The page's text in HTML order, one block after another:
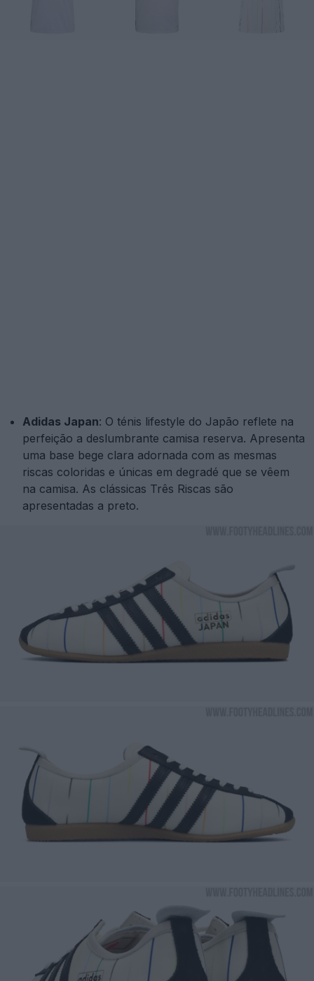
Adidas Japan: O ténis lifestyle do Japão reflete na
perfeição a deslumbrante camisa reserva. Apresenta
uma base bege clara adornada com as mesmas
riscas coloridas e únicas em degradé que se vêem
na camisa. As clássicas Três Riscas são
apresentadas a preto.